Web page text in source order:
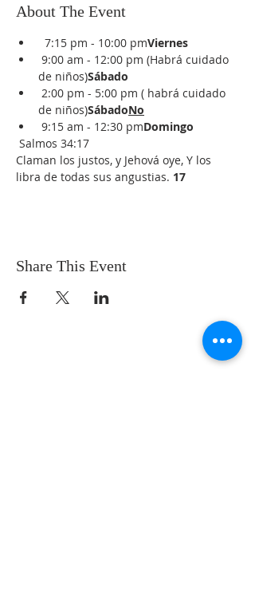
About The Event
7:15 pm - 10:00 pmViernes
de niños)Sábado
2:00 pm - 5:00 pm ( habrá cuidado
de niños)SábadoNo
9:15 am - 12:30 pmDomingo
Salmos 34:17
Claman los justos, y Jehová oye, Y los
libra de todas sus angustias. 17
Share This Event